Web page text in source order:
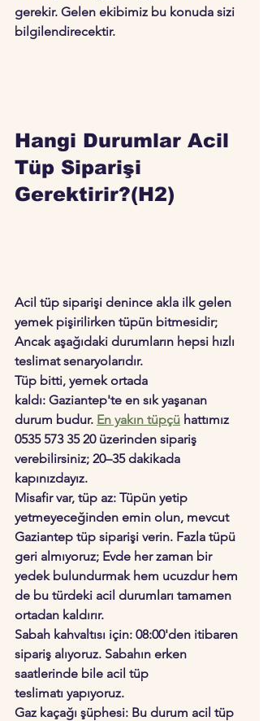
gerekir. Gelen ekibimiz bu konuda sizi
bilgilendirecektir.
Hangi Durumlar Acil
Tüp Siparişi
Gerektirir?(H2)
Acil tüp siparişi denince akla ilk gelen
yemek pişirilirken tüpün bitmesidir;
Ancak aşağıdaki durumların hepsi hızlı
teslimat senaryolarıdır.
Tüp bitti, yemek ortada
kaldı: Gaziantep'te en sık yaşanan
durum budur. En yakın tüpçü hattımız
0535 573 35 20 üzerinden sipariş
verebilirsiniz; 20–35 dakikada
kapınızdayız.
Misafir var, tüp az: Tüpün yetip
yetmeyeceğinden emin olun, mevcut
Gaziantep tüp siparişi verin. Fazla tüpü
geri almıyoruz; Evde her zaman bir
yedek bulundurmak hem ucuzdur hem
de bu türdeki acil durumları tamamen
ortadan kaldırır.
Sabah kahvaltısı için: 08:00'den itibaren
sipariş alıyoruz. Sabahın erken
saatlerinde bile acil tüp
teslimatı yapıyoruz.
Gaz kaçağı şüphesi: Bu durum acil tüp